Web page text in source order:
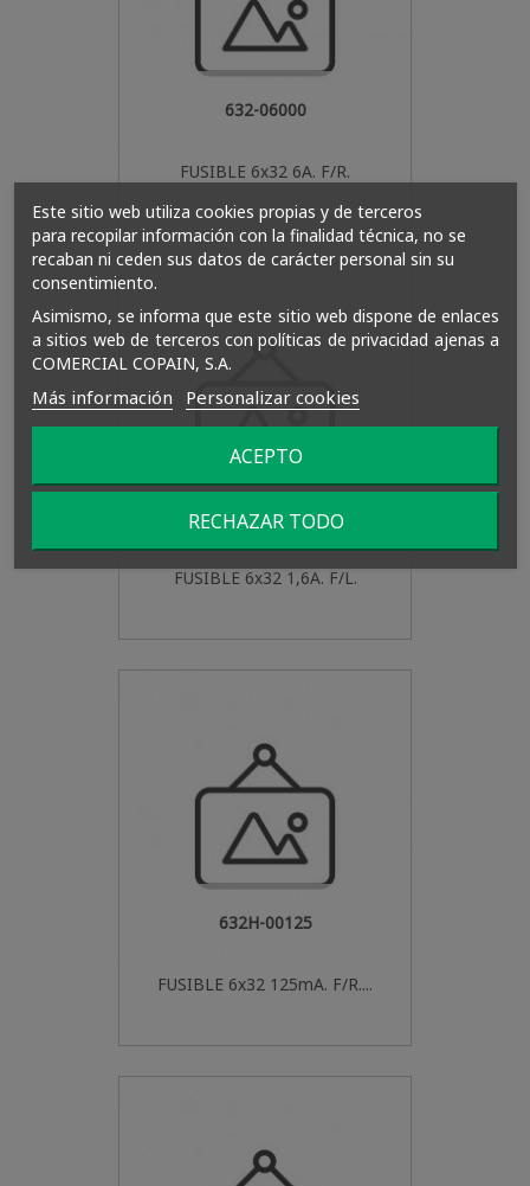
632-06000
FUSIBLE 6x32 6A. F/R.
632T-01600
FUSIBLE 6x32 1,6A. F/L.
632H-00125
FUSIBLE 6x32 125mA. F/R....
Este sitio web utiliza cookies propias y de terceros
para recopilar información con la finalidad técnica, no se
recaban ni ceden sus datos de carácter personal sin su
consentimiento.
Asimismo, se informa que este sitio web dispone de enlaces
a sitios web de terceros con políticas de privacidad ajenas a
COMERCIAL COPAIN, S.A.
Más información Personalizar cookies
RECHAZAR TODO
ACEPTO